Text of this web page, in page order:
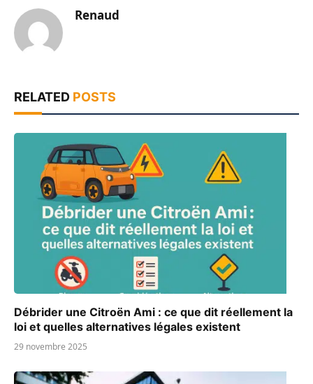
Renaud
RELATED POSTS
Débrider une Citroën Ami : ce que dit réellement la
loi et quelles alternatives légales existent
29 novembre 2025